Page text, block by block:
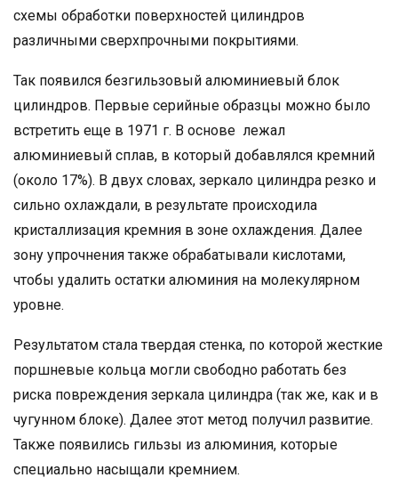
схемы обработки поверхностей цилиндров
различными сверхпрочными покрытиями.
Так появился безгильзовый алюминиевый блок
цилиндров. Первые серийные образцы можно было
встретить еще в 1971 г. В основе лежал
алюминиевый сплав, в который добавлялся кремний
(около 17%). В двух словах, зеркало цилиндра резко и
сильно охлаждали, в результате происходила
кристаллизация кремния в зоне охлаждения. Далее
зону упрочнения также обрабатывали кислотами,
чтобы удалить остатки алюминия на молекулярном
уровне.
Результатом стала твердая стенка, по которой жесткие
поршневые кольца могли свободно работать без
риска повреждения зеркала цилиндра (так же, как и в
чугунном блоке). Далее этот метод получил развитие.
Также появились гильзы из алюминия, которые
специально насыщали кремнием.